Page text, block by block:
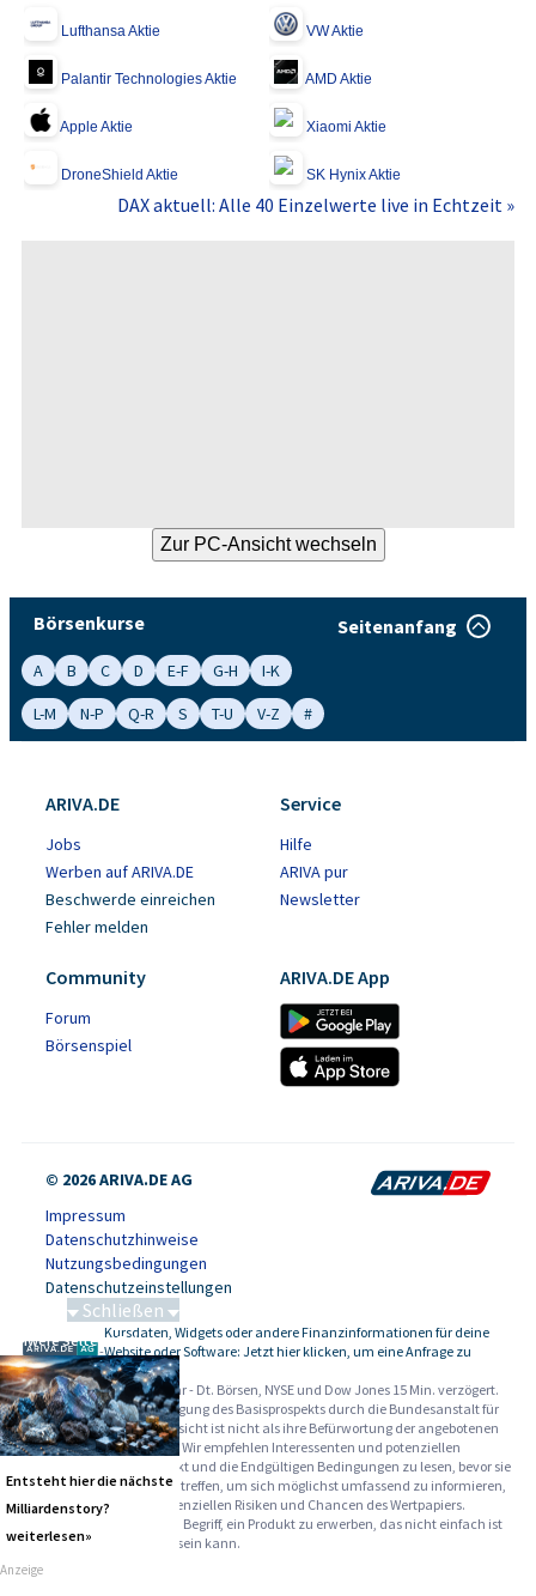
Lufthansa Aktie VW Aktie
Palantir Technologies Aktie AMD Aktie
Apple Aktie Xiaomi Aktie
DroneShield Aktie SK Hynix Aktie
DAX aktuell: Alle 40 Einzelwerte live in Echtzeit »
Börsenkurse Seitenanfang
A B C D E-F G-H
I-K
L-M
N-P Q-R S T-U V-Z #
ARIVA.DE
Jobs
Werben auf ARIVA.DE
Beschwerde einreichen
Fehler melden
Service
Hilfe
ARIVA pur
Newsletter
Community
Forum
Börsenspiel
ARIVA.DE App
© 2026 ARIVA.DE AG
Impressum
Datenschutzhinweise
Nutzungsbedingungen
Datenschutzeinstellungen
-
Kursdaten, Widgets oder andere Finanzinformationen für deine
Website oder Software: Jetzt hier klicken, um eine Anfrage zu
stellen.
Alle Angaben ohne Gewähr - Dt. Börsen, NYSE und Dow Jones 15 Min. verzögert.
Werbehinweise:Die Billigung des Basisprospekts durch die Bundesanstalt für
Finanzdienstleistungsaufsicht ist nicht als ihre Befürwortung der angebotenen
Wertpapiere zu verstehen. Wir empfehlen Interessenten und potenziellen
Anlegern den Basisprospekt und die Endgültigen Bedingungen zu lesen, bevor sie
eine Anlageentscheidung treffen, um sich möglichst umfassend zu informieren,
insbesondere über die potenziellen Risiken und Chancen des Wertpapiers.
Warnhinweise: Sie sind im Begriff, ein Produkt zu erwerben, das nicht einfach ist
und schwer zu verstehen sein kann.
Schließen
Schwere Seltene Erden
Entsteht hier die nächste
Milliardenstory?
weiterlesen»
Anzeige